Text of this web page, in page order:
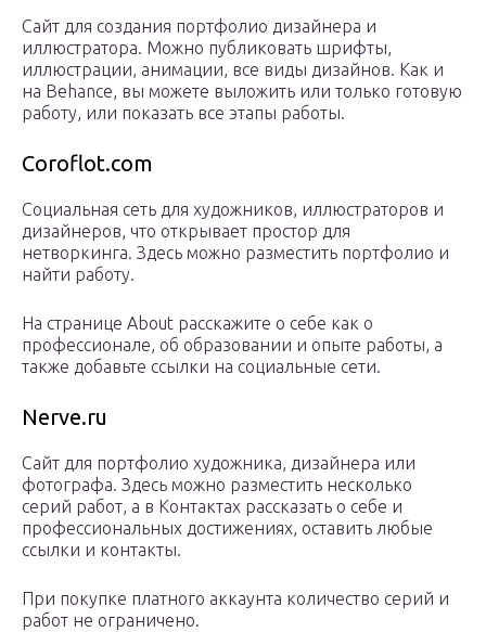
Сайт для создания портфолио дизайнера и
иллюстратора. Можно публиковать шрифты,
иллюстрации, анимации, все виды дизайнов. Как и
на Behance, вы можете выложить или только готовую
работу, или показать все этапы работы.
Coroflot.com
Социальная сеть для художников, иллюстраторов и
дизайнеров, что открывает простор для
нетворкинга. Здесь можно разместить портфолио и
найти работу.
На странице About расскажите о себе как о
профессионале, об образовании и опыте работы, а
также добавьте ссылки на социальные сети.
Nerve.ru
Сайт для портфолио художника, дизайнера или
фотографа. Здесь можно разместить несколько
серий работ, а в Контактах рассказать о себе и
профессиональных достижениях, оставить любые
ссылки и контакты.
При покупке платного аккаунта количество серий и
работ не ограничено.